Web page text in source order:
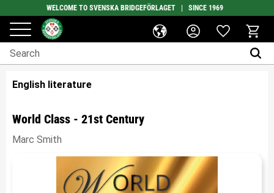
Menu
WELCOME TO SVENSKA BRIDGEFÖRLAGET | SINCE 1969
Favorites
Basket
English literature
World Class - 21st Century
Marc Smith